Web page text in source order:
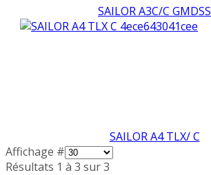
SAILOR A3C/C GMDSS
SAILOR A4 TLX/ C
Affichage #
Résultats 1 à 3 sur 3